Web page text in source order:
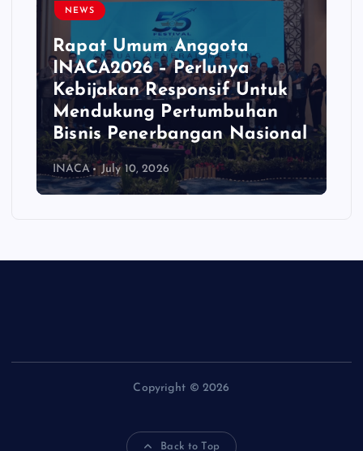
NEWS
Rapat Umum Anggota
INACA2026 – Perlunya
Kebijakan Responsif Untuk
Mendukung Pertumbuhan
Bisnis Penerbangan Nasional
INACA July 10, 2026
Copyright © 2026
Back to Top